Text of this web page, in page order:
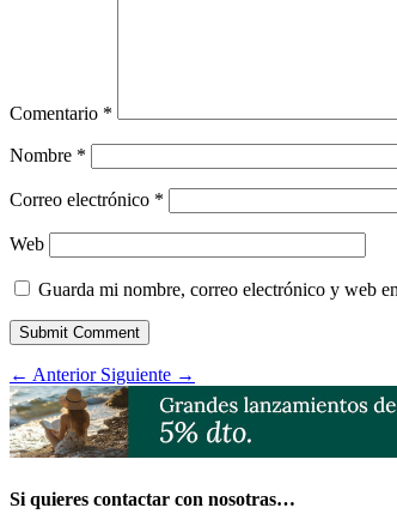
Comentario *
Nombre *
Correo electrónico *
Web
Guarda mi nombre, correo electrónico y web
Submit Comment
← Anterior Siguiente →
Si quieres contactar con nosotras…